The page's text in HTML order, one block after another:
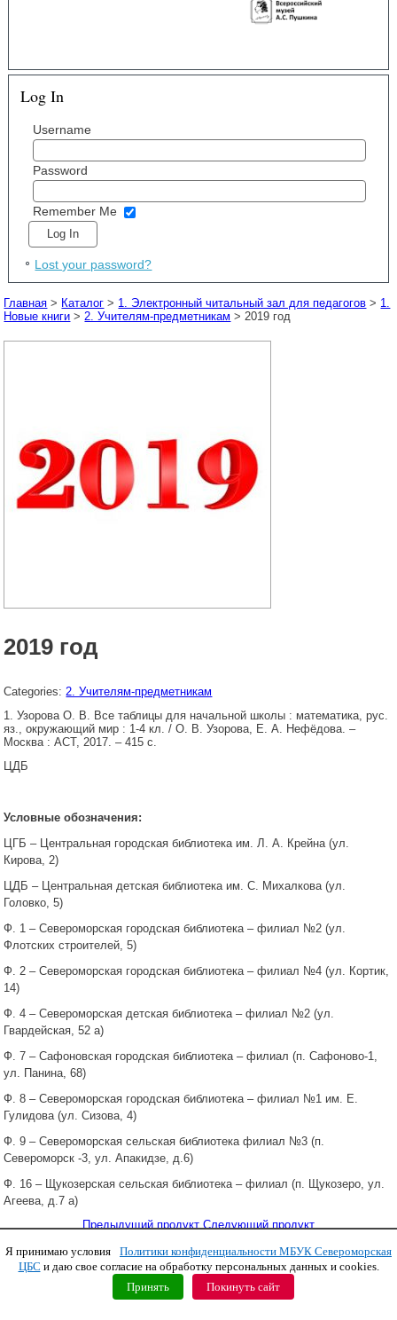
Log In
Username
Password
Remember Me
Lost your password?
Главная > Каталог > 1. Электронный читальный зал для педагогов > 1.
Новые книги > 2. Учителям-предметникам > 2019 год
2019 год
Categories: 2. Учителям-предметникам
Узорова О. В. Все таблицы для начальной школы : математика, рус.
яз., окружающий мир : 1-4 кл. / О. В. Узорова, Е. А. Нефёдова. –
Москва : АСТ, 2017. – 415 с.
ЦДБ
Условные обозначения:
ЦГБ – Центральная городская библиотека им. Л. А. Крейна (ул.
Кирова, 2)
ЦДБ – Центральная детская библиотека им. С. Михалкова (ул.
Головко, 5)
Ф. 1 – Североморская городская библиотека – филиал №2 (ул.
Флотских строителей, 5)
Ф. 2 – Североморская городская библиотека – филиал №4 (ул. Кортик,
14)
Ф. 4 – Североморская детская библиотека – филиал №2 (ул.
Гвардейская, 52 а)
Ф. 7 – Сафоновская городская библиотека – филиал (п. Сафоново-1,
ул. Панина, 68)
Ф. 8 – Североморская городская библиотека – филиал №1 им. Е.
Гулидова (ул. Сизова, 4)
Ф. 9 – Североморская сельская библиотека филиал №3 (п.
Североморск -3, ул. Апакидзе, д.6)
Ф. 16 – Щукозерская сельская библиотека – филиал (п. Щукозеро, ул.
Агеева, д.7 а)
Предыдущий продукт Следующий продукт
Copyright © 2011 МБУК СЦБС
Я принимаю условия
Политики конфиденциальности МБУК Североморская
ЦБС и даю свое согласие на обработку персональных данных и cookies.
Принять
Покинуть сайт